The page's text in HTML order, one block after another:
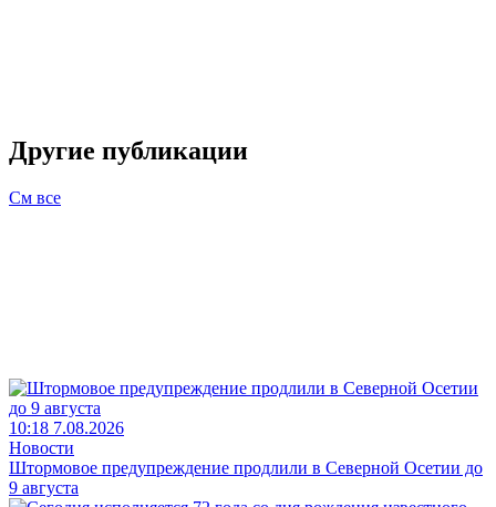
Другие публикации
См все
10:18 7.08.2026
Новости
Штормовое предупреждение продлили в Северной Осетии до
9 августа